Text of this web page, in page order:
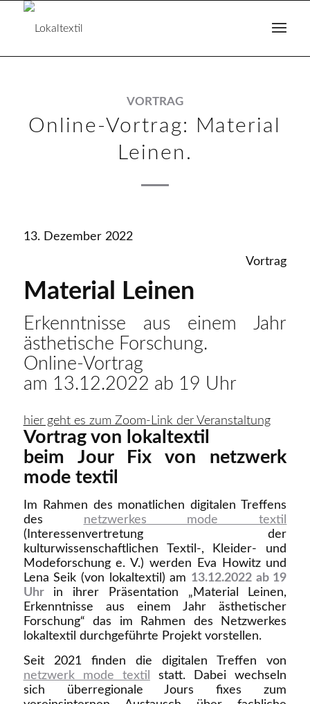
VORTRAG
Online-Vortrag: Material
Leinen.
13. Dezember 2022
Vortrag
Material Leinen
Erkenntnisse aus einem Jahr
ästhetische Forschung.
Online-Vortrag
am 13.12.2022 ab 19 Uhr
hier geht es zum Zoom-Link der Veranstaltung
Vortrag von lokaltextil
beim Jour Fix von netzwerk
mode textil
Im Rahmen des monatlichen digitalen Treffens
des netzwerkes mode textil
(Interessenvertretung der
kulturwissenschaftlichen Textil-, Kleider- und
Modeforschung e. V.) werden Eva Howitz und
Lena Seik (von lokaltextil) am 13.12.2022 ab 19
Uhrin ihrer Präsentation „Material Leinen,
Erkenntnisse aus einem Jahr ästhetischer
Forschung“ das im Rahmen des Netzwerkes
lokaltextil durchgeführte Projekt vorstellen.
Seit 2021 finden die digitalen Treffen von
netzwerk mode textil
statt. Dabei wechseln
sich überregionale Jours fixes zum